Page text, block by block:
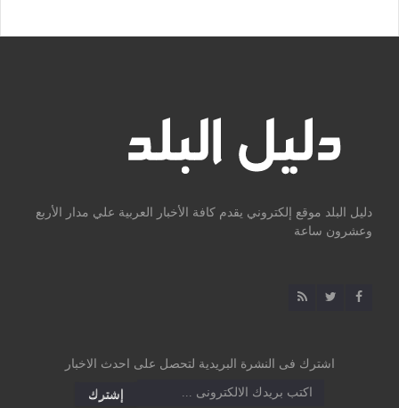
دليل البلد موقع إلكتروني يقدم كافة الأخبار العربية علي مدار الأربع
وعشرون ساعة
اشترك فى النشرة البريدية لتحصل على احدث الاخبار